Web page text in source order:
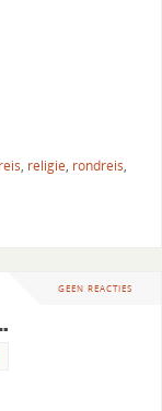
reis, religie, rondreis,
GEEN REACTIES